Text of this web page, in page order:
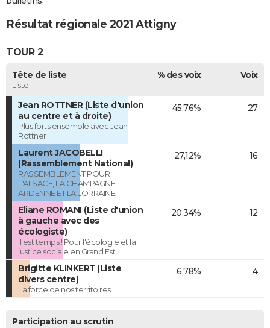
Résultat régionale 2021 Attigny
TOUR 2
Tête de liste
Liste
% des voix Voix
Jean ROTTNER (Liste d'union
au centre et à droite)
Plus forts ensemble avec Jean
Rottner
45,76% 27
Laurent JACOBELLI
(Rassemblement National)
RASSEMBLEMENT POUR
L'ALSACE, LA CHAMPAGNE-
ARDENNE ET LA LORRAINE
27,12% 16
Eliane ROMANI (Liste d'union
à gauche avec des
écologiste)
Il est temps ! Pour l'écologie et la
justice sociale en Grand Est
20,34% 12
Brigitte KLINKERT (Liste
divers centre)
La force de nos territoires
6,78% 4
Participation au scrutin